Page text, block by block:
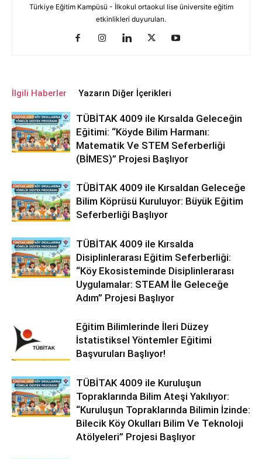
Türkiye Eğitim Kampüsü - İlkokul ortaokul lise üniversite eğitim
etkinlikleri duyuruları.
İlgili Haberler Yazarın Diğer İçerikleri
TÜBİTAK 4009 ile Kırsalda Geleceğin
Eğitimi: “Köyde Bilim Harmanı:
Matematik Ve STEM Seferberliği
(BİMES)” Projesi Başlıyor
TÜBİTAK 4009 ile Kırsaldan Geleceğe
Bilim Köprüsü Kuruluyor: Büyük Eğitim
Seferberliği Başlıyor
TÜBİTAK 4009 ile Kırsalda
Disiplinlerarası Eğitim Seferberliği:
“Köy Ekosisteminde Disiplinlerarası
Uygulamalar: STEAM İle Geleceğe
Adım” Projesi Başlıyor
Eğitim Bilimlerinde İleri Düzey
İstatistiksel Yöntemler Eğitimi
Başvuruları Başlıyor!
TÜBİTAK 4009 ile Kuruluşun
Topraklarında Bilim Ateşi Yakılıyor:
“Kuruluşun Topraklarında Bilimin İzinde:
Bilecik Köy Okulları Bilim Ve Teknoloji
Atölyeleri” Projesi Başlıyor